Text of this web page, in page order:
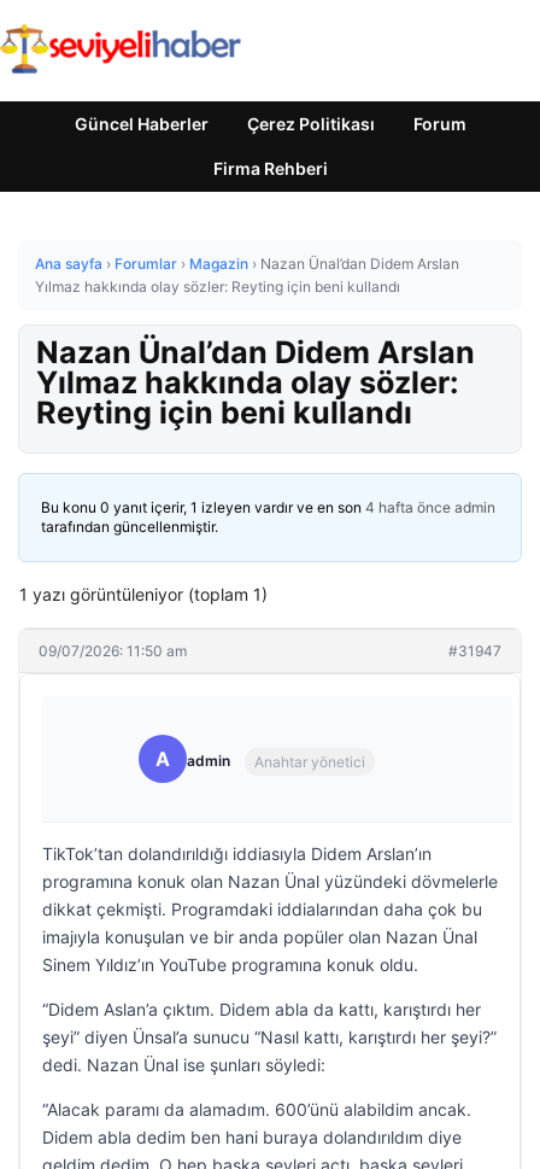
Güncel Haberler Çerez Politikası Forum
Firma Rehberi
Ana sayfa › Forumlar › Magazin › Nazan Ünal’dan Didem Arslan
Yılmaz hakkında olay sözler: Reyting için beni kullandı
Nazan Ünal’dan Didem Arslan
Yılmaz hakkında olay sözler:
Reyting için beni kullandı
Bu konu 0 yanıt içerir, 1 izleyen vardır ve en son 4 hafta önce admin
tarafından güncellenmiştir.
1 yazı görüntüleniyor (toplam 1)
09/07/2026: 11:50 am #31947
A admin Anahtar yönetici
TikTok’tan dolandırıldığı iddiasıyla Didem Arslan’ın
programına konuk olan Nazan Ünal yüzündeki dövmelerle
dikkat çekmişti. Programdaki iddialarından daha çok bu
imajıyla konuşulan ve bir anda popüler olan Nazan Ünal
Sinem Yıldız’ın YouTube programına konuk oldu.
“Didem Aslan’a çıktım. Didem abla da kattı, karıştırdı her
şeyi” diyen Ünsal’a sunucu “Nasıl kattı, karıştırdı her şeyi?”
dedi. Nazan Ünal ise şunları söyledi:
“Alacak paramı da alamadım. 600’ünü alabildim ancak.
Didem abla dedim ben hani buraya dolandırıldım diye
geldim dedim. O hep başka şeyleri açtı, başka şeyleri